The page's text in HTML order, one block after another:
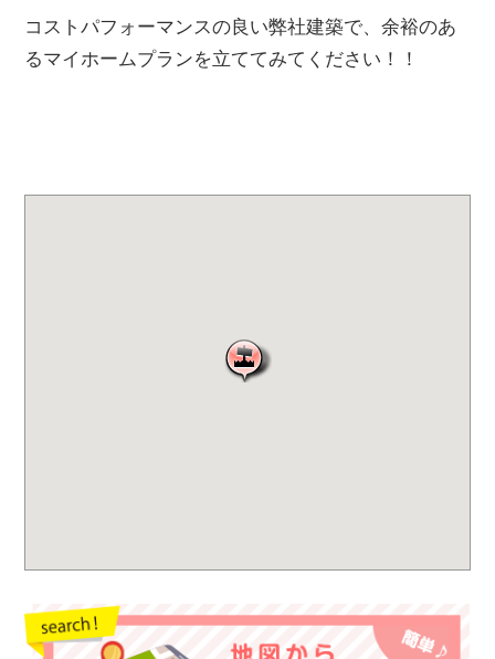
コストパフォーマンスの良い弊社建築で、余裕のあ
るマイホームプランを立ててみてください！！